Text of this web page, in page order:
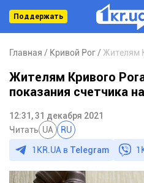
Поддержать
Главная Кривой Рог
Жителям Кривого
показания счетчика
12:31, 31 декабря 2021
Читать UA RU
1KR.UA в Telegram